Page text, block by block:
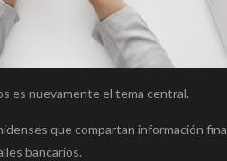
es nuevamente el tema central.
que compartan información
bancarios.